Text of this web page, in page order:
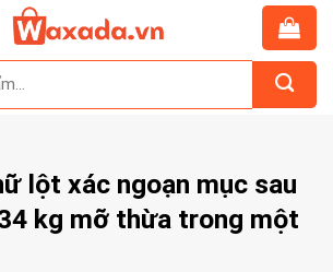
lột xác ngoạn mục sau
34 kg mỡ thừa trong một